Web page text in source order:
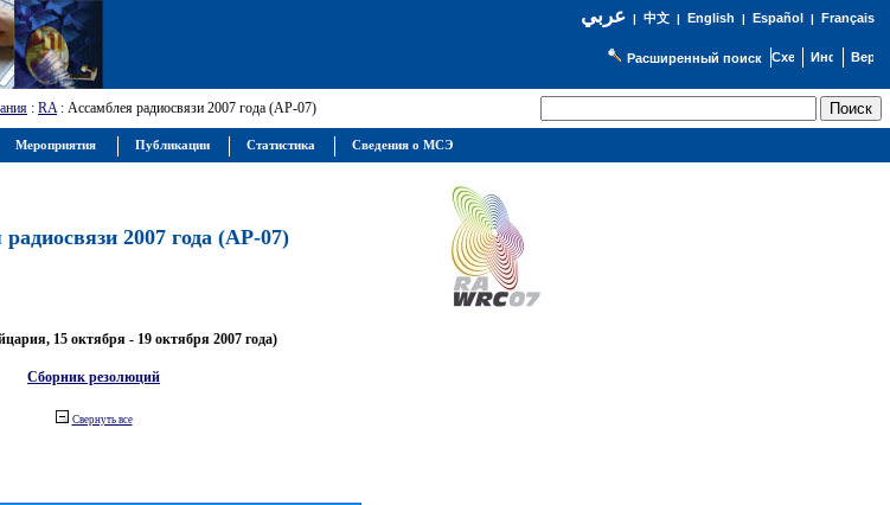
عربي| 中文| English | Español | Français
Расширенный поиск
: RA: Ассамблея радиосвязи 2007 года (АР-07)
радиосвязи 2007 года (АР-07)
15 октября - 19 октября 2007 года)
Сборник резолюций
Свернуть все
Мероприятия Публикации Статистика Сведения о МСЭ